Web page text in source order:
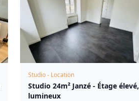
Studio - Location
Studio 24m² Janzé - Étage élevé,
lumineux